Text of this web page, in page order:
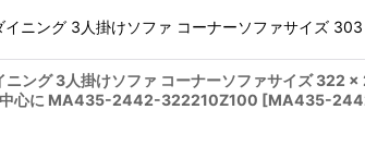
ニング 3人掛けソファ コーナーソファサイズ
ング 3人掛けソファ コーナーソファサイズ 322
中心に MA435-2442-322210Z100 [MA435-